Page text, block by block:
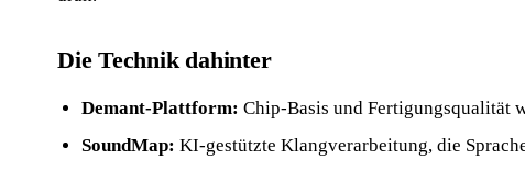
Die Technik dahinter
Demant-Plattform: Chip-Basis und Fertigungsqualität
SoundMap: KI-gestützte Klangverarbeitung, die